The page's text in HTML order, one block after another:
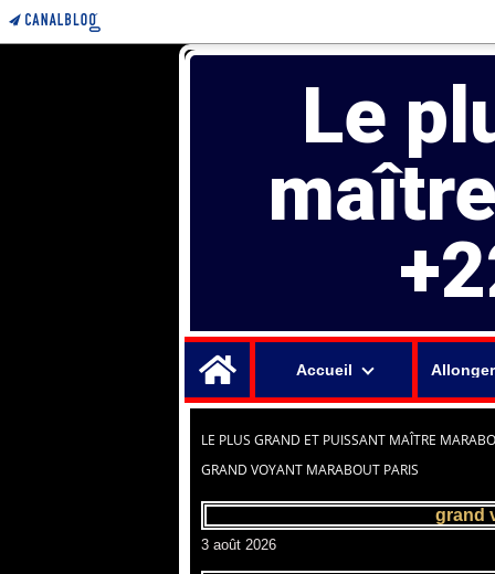
Le
Accueil
LE PLUS GRAND ET PUISSANT MAÎTRE
GRAND VOYANT MARABOUT PARIS
grand
3 août 2026